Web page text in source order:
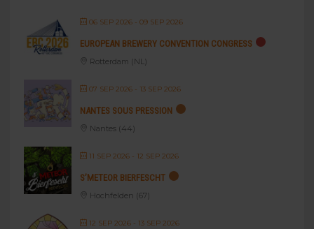
06 SEP 2026- 09 SEP 2026
EUROPEAN BREWERY CONVENTION CONGRESS
Rotterdam (NL)
07 SEP 2026- 13 SEP 2026
NANTES SOUS PRESSION
Nantes (44)
11 SEP 2026- 12 SEP 2026
S’METEOR BIERFESCHT
Hochfelden (67)
12 SEP 2026- 13 SEP 2026